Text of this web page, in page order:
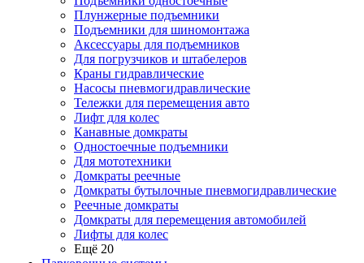
Плунжерные подъемники
Подъемники для шиномонтажа
Аксессуары для подъемников
Для погрузчиков и штабелеров
Краны гидравлические
Насосы пневмогидравлические
Тележки для перемещения авто
Лифт для колес
Канавные домкраты
Одностоечные подъемники
Для мототехники
Домкраты реечные
Домкраты бутылочные пневмогидравлические
Реечные домкраты
Домкраты для перемещения автомобилей
Лифты для колес
Ещё 20